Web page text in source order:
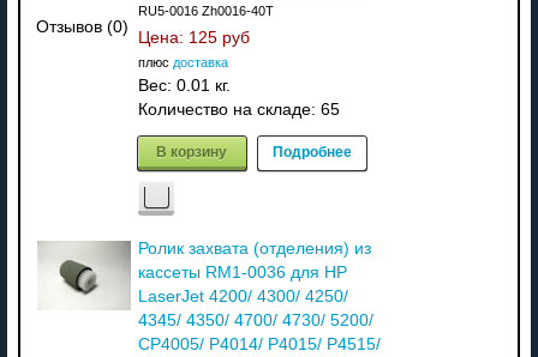
Отзывов (0)
RU5-0016 Zh0016-40T
Цена: 125 руб
плюс доставка
Вес: 0.01 кг.
Количество на складе: 65
В корзину Подробнее
Ролик захвата (отделения) из
кассеты RM1-0036 для HP
LaserJet 4200/ 4300/ 4250/
4345/ 4350/ 4700/ 4730/ 5200/
CP4005/ P4014/ P4015/ P4515/